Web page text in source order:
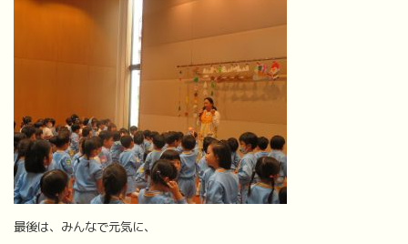
最後は、みんなで元気に、